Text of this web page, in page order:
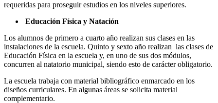
requeridas para proseguir estudios en los niveles superiores.
Educación Física y Natación
Los alumnos de primero a cuarto año realizan sus clases en las
instalaciones de la escuela. Quinto y sexto año realizan las clases de
Educación Física en la escuela y, en uno de sus dos módulos,
concurren al natatorio municipal, siendo esto de carácter obligatorio.
La escuela trabaja con material bibliográfico enmarcado en los
diseños curriculares. En algunas áreas se solicita material
complementario.